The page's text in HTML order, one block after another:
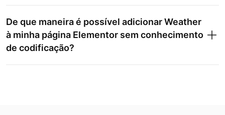
De que maneira é possível adicionar Weather
à minha página Elementor sem conhecimento
de codificação?